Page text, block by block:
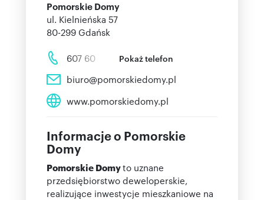
Pomorskie Domy
ul. Kielnieńska 57
80-299 Gdańsk
607 60 Pokaż telefon
biuro@pomorskiedomy.pl
www.pomorskiedomy.pl
Informacje o Pomorskie
Domy
Pomorskie Domyto uznane
przedsiębiorstwo deweloperskie,
realizujące inwestycje mieszkaniowe na